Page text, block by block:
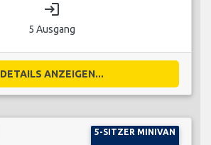
login
5 Ausgang
DETAILS ANZEIGEN...
5-SITZER MINIVAN